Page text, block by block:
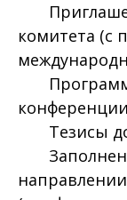
комитета (с
Тезисы